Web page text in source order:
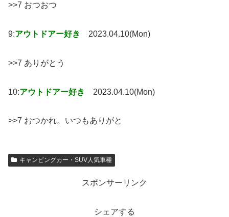
>>7 おつおつ
9:アウトドアー好き 2023.04.10(Mon)
>>7 ありがとう
10:アウトドアー好き 2023.04.10(Mon)
>>7 おつかれ。いつもありがと
キャンピングカー・SUV人気車種
スポンサーリンク
シェアする